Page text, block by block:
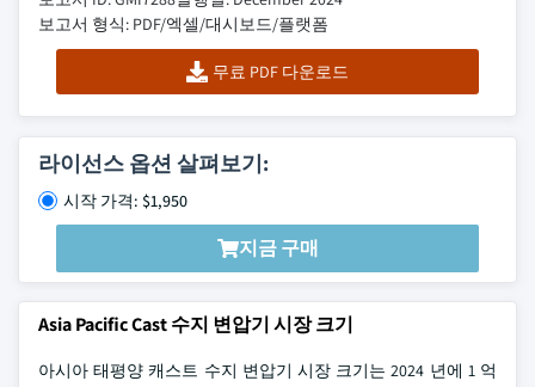
보고서 형식: PDF/엑셀/대시보드/플랫폼
무료 PDF 다운로드
라이선스 옵션 살펴보기:
시작 가격: $1,950
지금 구매
Asia Pacific Cast 수지 변압기 시장 크기
아시아 태평양 캐스트 수지 변압기 시장 크기는 2024 년에 1 억